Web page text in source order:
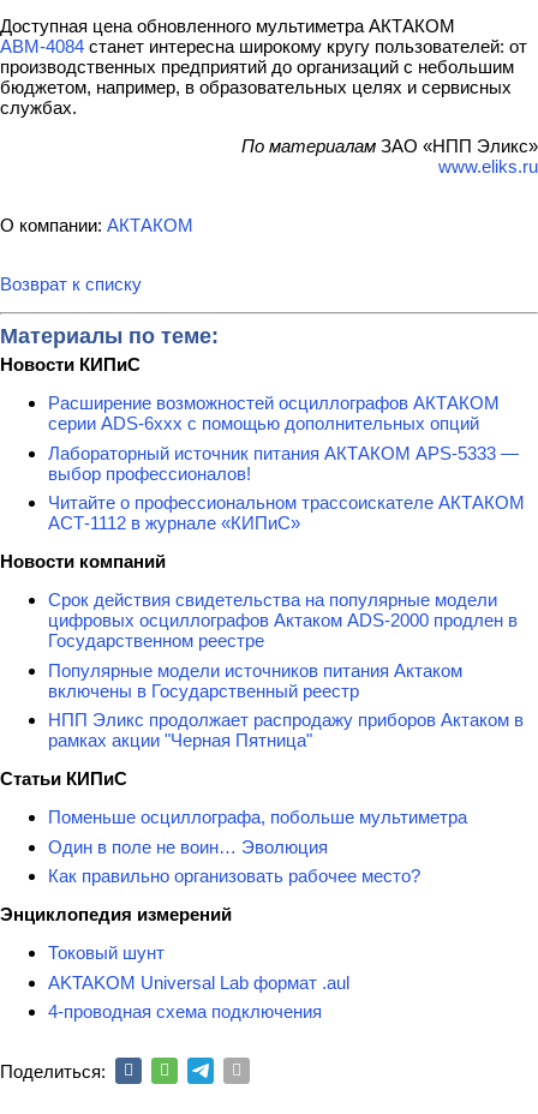
Доступная цена обновленного мультиметра АКТАКОМ
АВМ-4084 станет интересна широкому кругу пользователей: от
производственных предприятий до организаций с небольшим
бюджетом, например, в образовательных целях и сервисных
службах.
По материалам ЗАО «НПП Эликс»
www.eliks.ru
О компании: АКТАКОМ
Возврат к списку
Материалы по теме:
Новости КИПиС
Расширение возможностей осциллографов АКТАКОМ
серии ADS-6ххх с помощью дополнительных опций
Лабораторный источник питания АКТАКОМ APS-5333 —
выбор профессионалов!
Читайте о профессиональном трассоискателе АКТАКОМ
АСТ-1112 в журнале «КИПиС»
Новости компаний
Срок действия свидетельства на популярные модели
цифровых осциллографов Актаком ADS-2000 продлен в
Государственном реестре
Популярные модели источников питания Актаком
включены в Государственный реестр
НПП Эликс продолжает распродажу приборов Актаком в
рамках акции "Черная Пятница"
Статьи КИПиС
Поменьше осциллографа, побольше мультиметра
Один в поле не воин… Эволюция
Как правильно организовать рабочее место?
Энциклопедия измерений
Токовый шунт
AKTAKOM Universal Lab формат .aul
4-проводная схема подключения
Поделиться: